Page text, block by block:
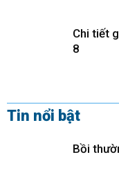
Chi tiết
8
Tin nổi bật
Bồi